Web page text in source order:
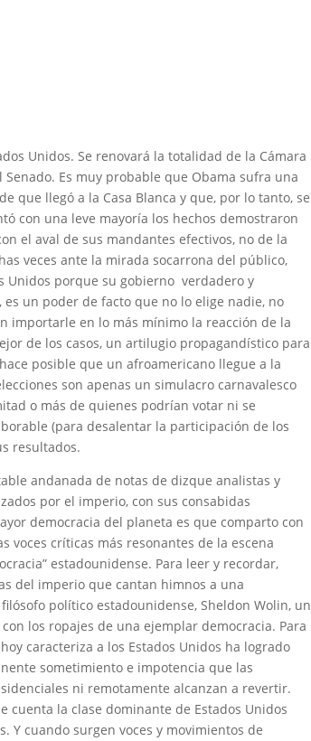
Unidos. Se renovará la totalidad de la Cámara
Es muy probable que Obama sufra una
que llegó a la Casa Blanca y que, por lo tanto, se
con una leve mayoría los hechos demostraron
el aval de sus mandantes efectivos, no de la
veces ante la mirada socarrona del público,
Unidos porque su gobierno verdadero y
un poder de facto que no lo elige nadie, no
importarle en lo más mínimo la reacción de la
de los casos, un artilugio propagandístico para
posible que un afroamericano llegue a la
son apenas un simulacro carnavalesco
o más de quienes podrían votar ni se
(para desalentar la participación de los
resultados.
andanada de notas de dizque analistas y
por el imperio, con sus consabidas
democracia del planeta es que comparto con
voces críticas más resonantes de la escena
estadounidense. Para leer y recordar,
del imperio que cantan himnos a una
político estadounidense, Sheldon Wolin, un
los ropajes de una ejemplar democracia. Para
caracteriza a los Estados Unidos ha logrado
sometimiento e impotencia que las
ni remotamente alcanzan a revertir.
cuenta la clase dominante de Estados Unidos
cuando surgen voces y movimientos de